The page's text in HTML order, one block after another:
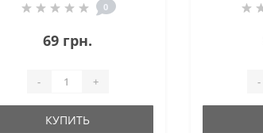
0
69 грн.
- +
КУПИТЬ
-